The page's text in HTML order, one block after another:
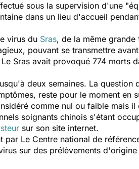
sous la supervision d'une "
dans un lieu d'accueil
virus du Sras, de la même
pouvant se transmettre
Sras avait provoqué 774 morts
deux semaines. La question
reste pour le moment en
comme nul ou faible mais il
soignants chinois s'étant
sur son site internet.
Le Centre national de
sur des prélèvements